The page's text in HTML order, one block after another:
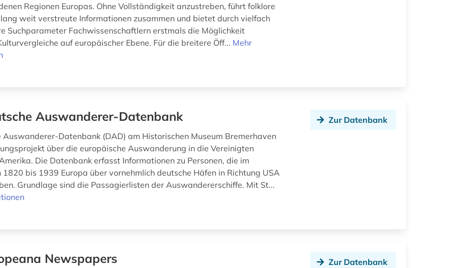
Regionen Europas. Ohne Vollständigkeit anzustreben, führt folklore
weit verstreute Informationen zusammen und bietet durch vielfach
Suchparameter Fachwissenschaftlern erstmals die Möglichkeit
auf europäischer Ebene. Für die breitere Öff... Mehr
Auswanderer-Datenbank
Auswanderer-Datenbank (DAD) am Historischen Museum Bremerhaven
über die europäische Auswanderung in die Vereinigten
Die Datenbank erfasst Informationen zu Personen, die im
bis 1939 Europa über vornehmlich deutsche Häfen in Richtung USA
Grundlage sind die Passagierlisten der Auswandererschiffe. Mit St...
Zur Datenbank
Newspapers Zur Datenbank